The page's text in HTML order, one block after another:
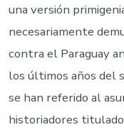
una versión
necesariamente
contra el Paraguay
los últimos años del
se han referido al
historiadores